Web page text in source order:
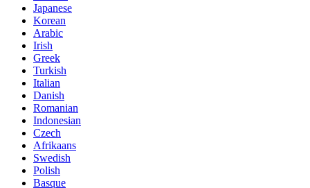
Japanese
Korean
Arabic
Irish
Greek
Turkish
Italian
Danish
Romanian
Indonesian
Czech
Afrikaans
Swedish
Polish
Basque